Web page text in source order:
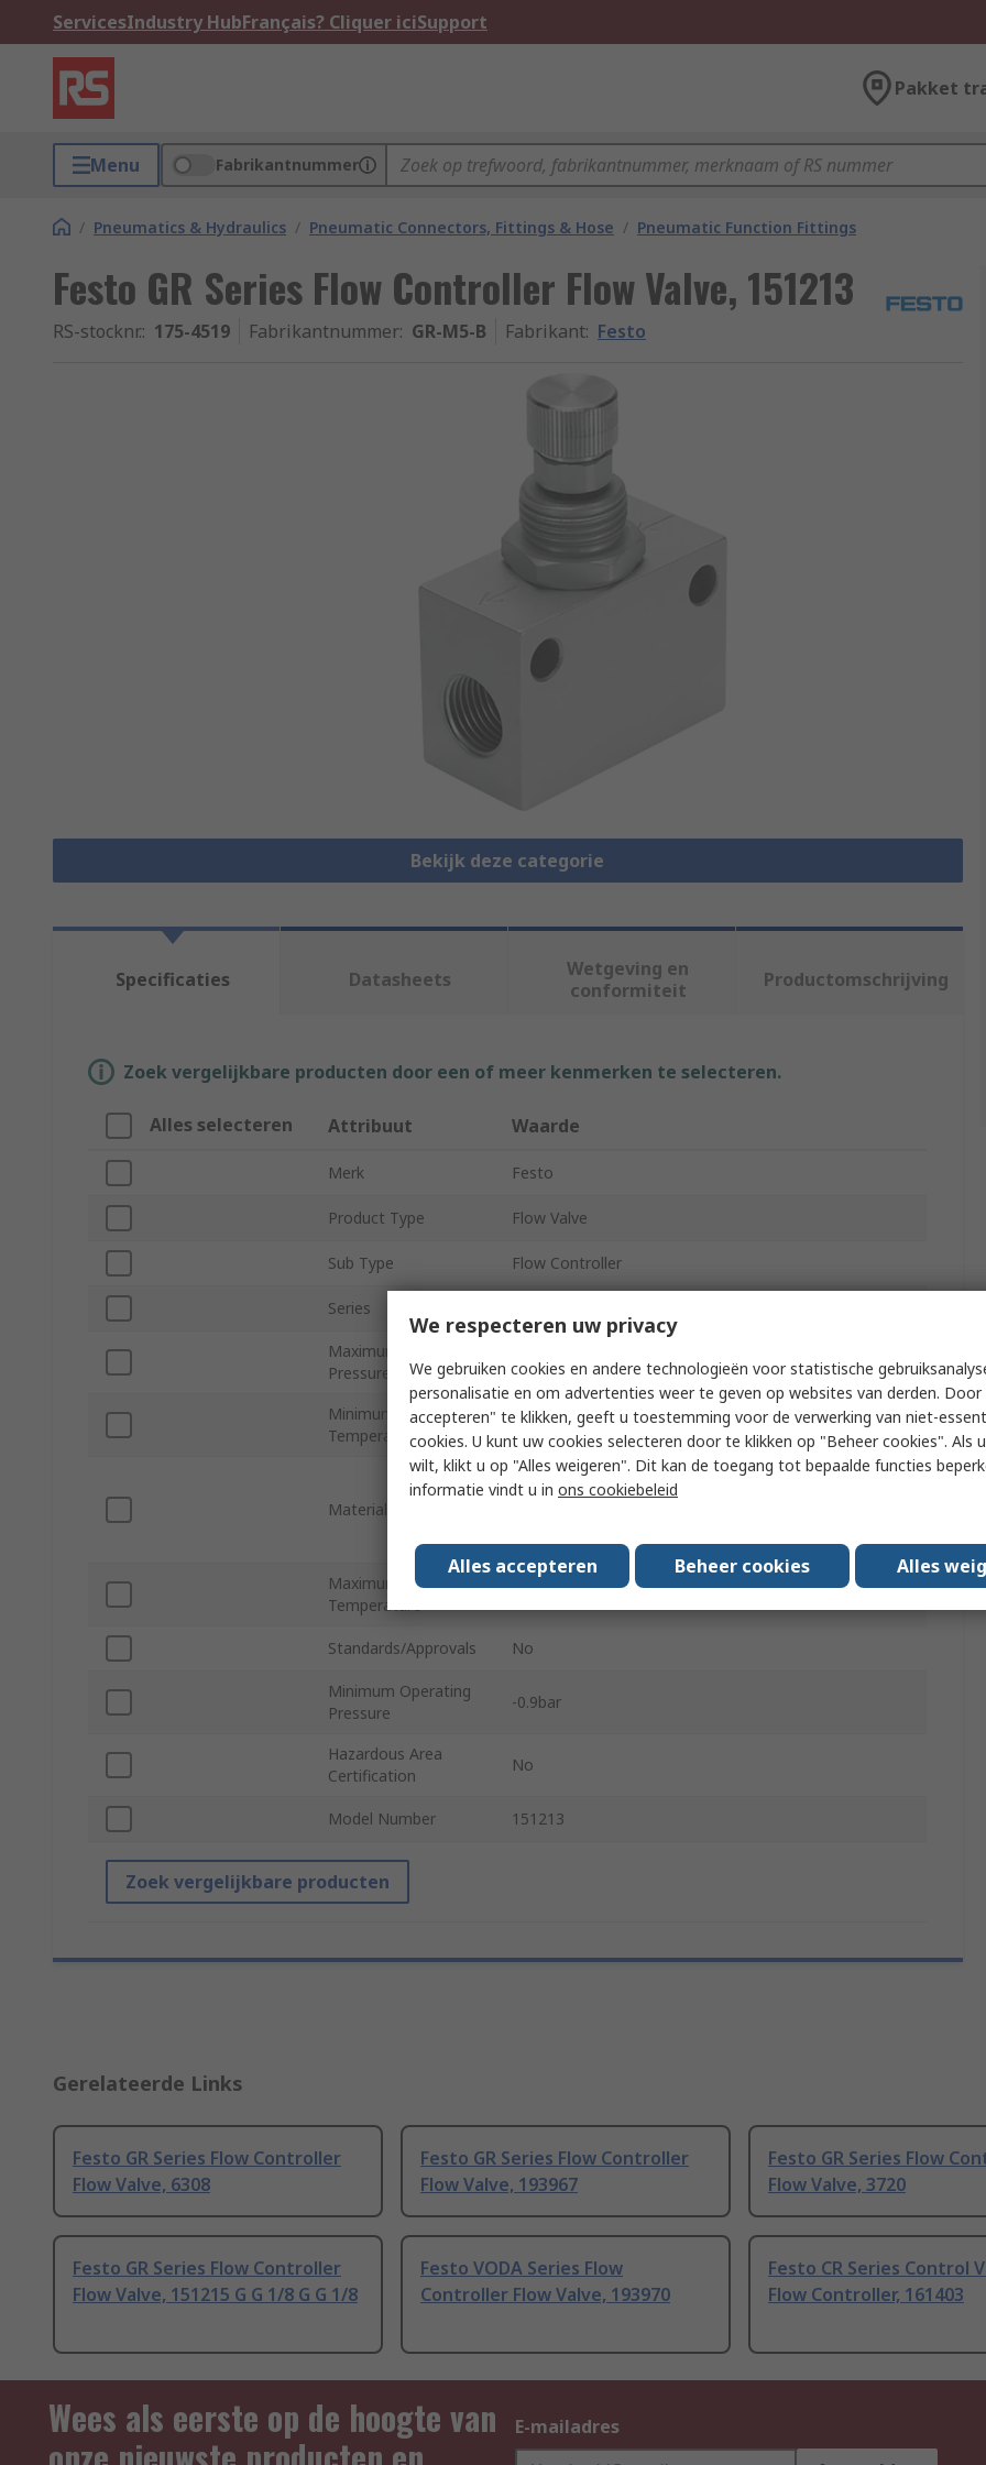
ServicesIndustry HubFrançais? Cliquer iciSupport
Pakket
Menu Fabrikantnummer
/ Pneumatics & Hydraulics / Pneumatic Connectors, Fittings & Hose / Pneumatic Function Fittings
Festo GR Series Flow Controller Flow Valve, 151213
RS-stocknr.: 175-4519 Fabrikantnummer: GR-M5-B Fabrikant: Festo
Bekijk deze categorie
Specificaties Datasheets
Wetgeving en
conformiteit
Productomschrijving
Zoek vergelijkbare producten door een of meer kenmerken te selecteren.
Alles selecteren Attribuut Waarde
Merk Festo
Product Type Flow Valve
Sub Type Flow Controller
Series
Maximum Operating
Pressure
2 bar
Minimum Operating
Temperature
0°C
Material
Polychlorotrifluoroethylene, Ethylene Propylene Diene
Monomer, Perfluoroelastomer,
Polyetheretherketone, Fluorelastomer
Maximum Operating
Temperature
60°C
Standards/Approvals No
Minimum Operating
Pressure
-0.9bar
Hazardous Area
Certification
No
Model Number 151213
Zoek vergelijkbare producten
Gerelateerde Links
Festo GR Series Flow Controller
Flow Valve, 6308
Festo GR Series Flow Controller
Flow Valve, 193967
Festo GR Series Flow
Flow Valve, 3720
Festo GR Series Flow Controller
Flow Valve, 151215 G G 1/8 G G 1/8
Festo VODA Series Flow
Controller Flow Valve, 193970
Festo CR Series Control
Flow Controller, 161403
Wees als eerste op de hoogte van
E-mailadres
We respecteren uw privacy
We gebruiken cookies en andere technologieën voor statistische
personalisatie en om advertenties weer te geven op websites van derden. Door
accepteren" te klikken, geeft u toestemming voor de verwerking van niet-
cookies. U kunt uw cookies selecteren door te klikken op "Beheer cookies". Als
wilt, klikt u op "Alles weigeren". Dit kan de toegang tot bepaalde functies
informatie vindt u in ons cookiebeleid
Alles accepteren Beheer cookies Alles